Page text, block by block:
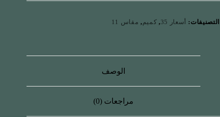
التصنيفات: أسعار 35 , كميم, مقاس 11
الوصف
مراجعات (0)